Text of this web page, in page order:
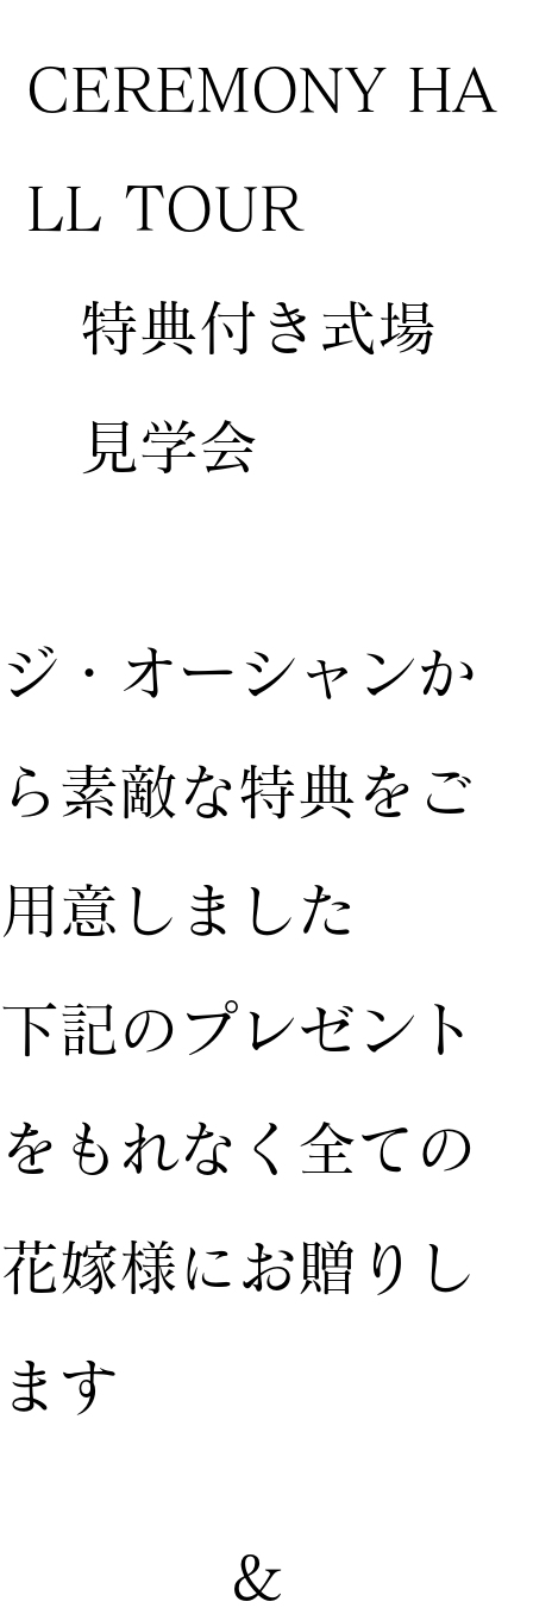
CEREMONY HA
LL TOUR
特典付き式場
見学会
&
ジ・オーシャンか
ら素敵な特典をご
用意しました
下記のプレゼント
をもれなく全ての
花嫁様にお贈りし
ます